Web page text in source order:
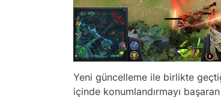
Yeni güncelleme ile birlikte
içinde konumlandırmayı